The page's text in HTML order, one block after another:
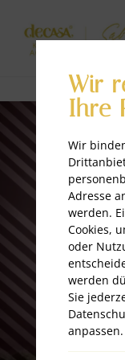
Wir
Ihre
Wir
Adresse
werden.
Cookies,
oder
werden
Sie
anpassen.